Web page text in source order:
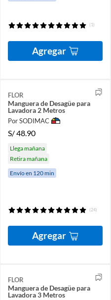
(1)
Agregar
FLOR
Manguera de Desagüe para
Lavadora 2 Metros
Por SODIMAC
S/48.90
Llega mañana
Retira mañana
Envío en 120 min
(24)
Agregar
FLOR
Manguera de Desagüe para
Lavadora 3 Metros